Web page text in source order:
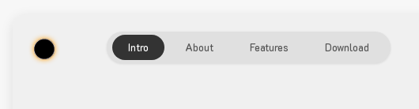
Intro About Features Download